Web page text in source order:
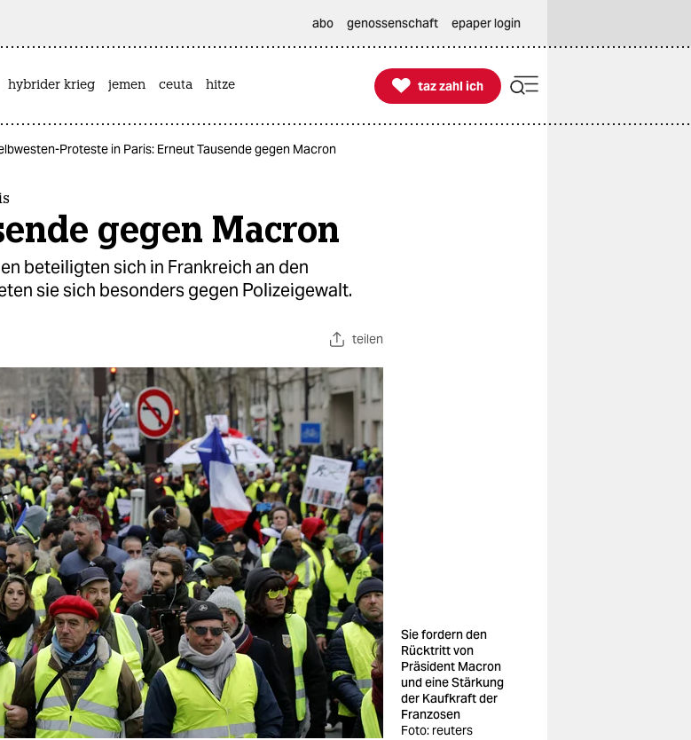
abo genossenschaft epaper login
hybrider krieg jemen ceuta hitze 
taz zahl ich
taz zahl ich
Proteste in Paris: Erneut Tausende gegen Macron
gegen Macron
beteiligten sich in Frankreich an den
sie sich besonders gegen Polizeigewalt.
teilen
Sie fordern den
Rücktritt von
Präsident Macron
und eine Stärkung
der Kaufkraft der
Franzosen
Foto: reuters